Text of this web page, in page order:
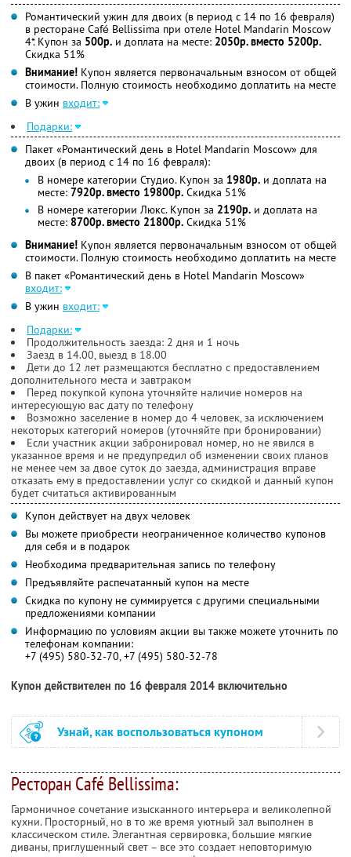
Романтический ужин для двоих (в период с 14 по 16 февраля)
в ресторане Café Bellissima при отеле Hotel Mandarin Moscow
4*. Купон за 500р. и доплата на месте: 2050р. вместо 5200р.
Скидка 51%
Внимание! Купон является первоначальным взносом от общей
стоимости. Полную стоимость необходимо доплатить на месте
В ужин входит:
Подарки:
Пакет «Романтический день в Hotel Mandarin Moscow» для
двоих (в период с 14 по 16 февраля):
В номере категории Студио. Купон за 1980р. и доплата на
месте: 7920р. вместо 19800р. Скидка 51%
В номере категории Люкс. Купон за 2190р. и доплата на
месте: 8700р. вместо 21800р. Скидка 51%
Внимание! Купон является первоначальным взносом от общей
стоимости. Полную стоимость необходимо доплатить на месте
В пакет «Романтический день в Hotel Mandarin Moscow»
входит:
В ужин входит:
Подарки:
Продолжительность заезда: 2 дня и 1 ночь
Заезд в 14.00, выезд в 18.00
Дети до 12 лет размещаются бесплатно с предоставлением
дополнительного места и завтраком
Перед покупкой купона уточняйте наличие номеров на
интересующую вас дату по телефону
Возможно заселение в номер до 4 человек, за исключением
некоторых категорий номеров (уточняйте при бронировании)
Если участник акции забронировал номер, но не явился в
указанное время и не предупредил об изменении своих планов
не менее чем за двое суток до заезда, администрация вправе
отказать ему в предоставлении услуг со скидкой и данный купон
будет считаться активированным
Купон действует на двух человек
Вы можете приобрести неограниченное количество купонов
для себя и в подарок
Необходима предварительная запись по телефону
Предъявляйте распечатанный купон на месте
Скидка по купону не суммируется с другими специальными
предложениями компании
Информацию по условиям акции вы также можете уточнить по
телефонам компании:
+7 (495) 580-32-70, +7 (495) 580-32-78
Купон действителен по 16 февраля 2014 включительно
Узнай, как воспользоваться купоном
Ресторан Café Bellissima:
Гармоничное сочетание изысканного интерьера и великолепной
кухни. Просторный, но в то же время уютный зал выполнен в
классическом стиле. Элегантная сервировка, большие мягкие
диваны, приглушенный свет – все это создает неповторимую